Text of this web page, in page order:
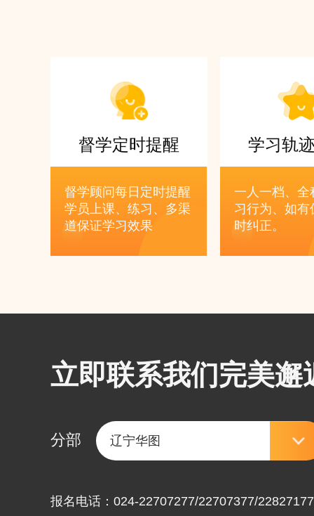
督学定时提醒
督学顾问每日定时提醒
学员上课、练习、多渠
道保证学习效果
学习轨
一人一档、全
习行为、如有
时纠正。
立即联系我们完美邂
分部
报名电话：024-22707277/22707377/22827177